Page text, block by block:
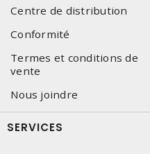
Centre de distribution
Conformité
Termes et conditions de
vente
Nous joindre
SERVICES